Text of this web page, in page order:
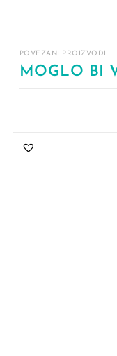
POVEZANI PROIZVODI
MOGLO BI